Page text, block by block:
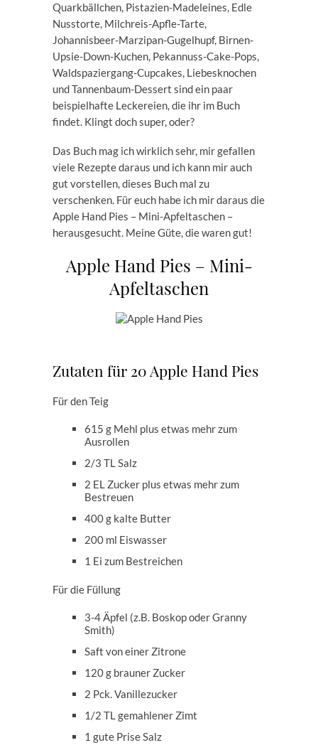
Quarkbällchen, Pistazien-Madeleines, Edle
Nusstorte, Milchreis-Apfle-Tarte,
Johannisbeer-Marzipan-Gugelhupf, Birnen-
Upsie-Down-Kuchen, Pekannuss-Cake-Pops,
Waldspaziergang-Cupcakes, Liebesknochen
und Tannenbaum-Dessert sind ein paar
beispielhafte Leckereien, die ihr im Buch
findet. Klingt doch super, oder?
Das Buch mag ich wirklich sehr, mir gefallen
viele Rezepte daraus und ich kann mir auch
gut vorstellen, dieses Buch mal zu
verschenken. Für euch habe ich mir daraus die
Apple Hand Pies – Mini-Apfeltaschen –
herausgesucht. Meine Güte, die waren gut!
Apple Hand Pies – Mini-
Apfeltaschen
Zutaten für 20 Apple Hand Pies
Für den Teig
615 g Mehl plus etwas mehr zum
Ausrollen
2/3 TL Salz
2 EL Zucker plus etwas mehr zum
Bestreuen
400 g kalte Butter
200 ml Eiswasser
1 Ei zum Bestreichen
Für die Füllung
3-4 Äpfel (z.B. Boskop oder Granny
Smith)
Saft von einer Zitrone
120 g brauner Zucker
2 Pck. Vanillezucker
1/2 TL gemahlener Zimt
1 gute Prise Salz